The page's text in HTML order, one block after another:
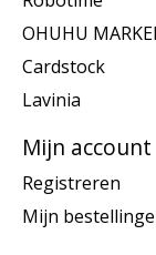
OHUHU
Cardstock
Lavinia
Mijn account
Registreren
Mijn